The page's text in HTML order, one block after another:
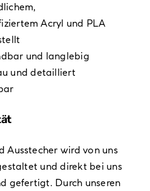
Acryl und PLA
und langlebig
und detailliert
Ausstecher wird von uns
und direkt bei uns
gefertigt. Durch unseren